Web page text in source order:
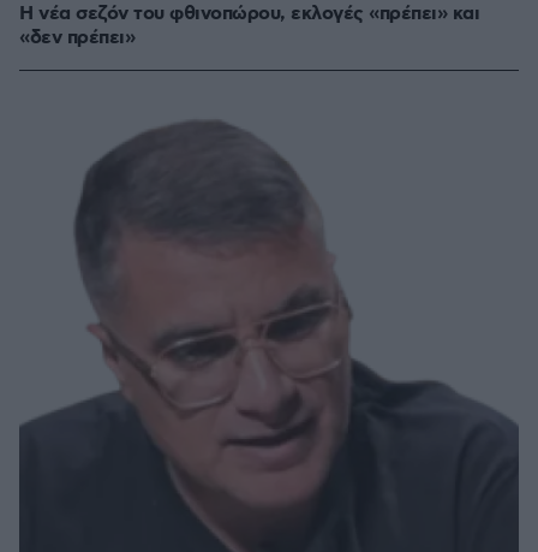
Η νέα σεζόν του φθινοπώρου, εκλογές «πρέπει» και
«δεν πρέπει»